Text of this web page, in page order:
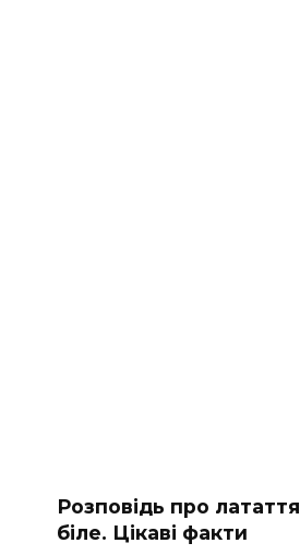
Розповідь про латаття
біле. Цікаві факти